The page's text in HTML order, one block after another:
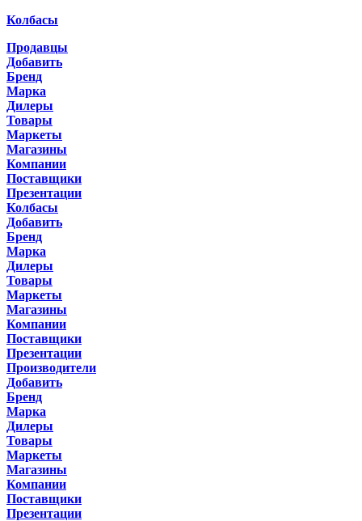
Колбасы
Продавцы
Добавить
Бренд
Марка
Дилеры
Товары
Маркеты
Магазины
Компании
Поставщики
Презентации
Колбасы
Добавить
Бренд
Марка
Дилеры
Товары
Маркеты
Магазины
Компании
Поставщики
Презентации
Производители
Добавить
Бренд
Марка
Дилеры
Товары
Маркеты
Магазины
Компании
Поставщики
Презентации